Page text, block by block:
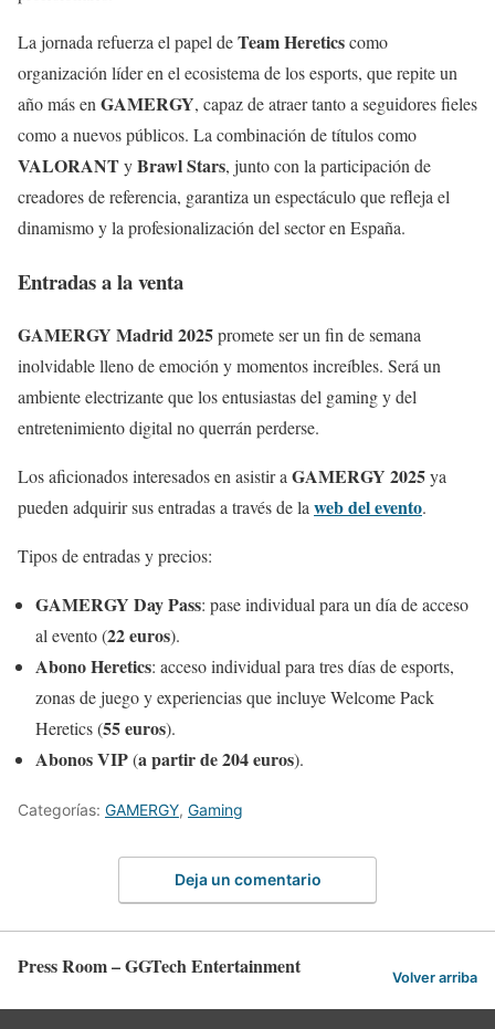
La jornada refuerza el papel deTeam Hereticscomo
organización líder en el ecosistema de los esports, que repite un
año más en GAMERGY, capaz de atraer tanto a seguidores fieles
como a nuevos públicos. La combinación de títulos como
VALORANTyBrawl Stars, junto con la participación de
creadores de referencia, garantiza un espectáculo que refleja el
dinamismo y la profesionalización del sector en España.
Entradas a la venta
GAMERGY Madrid 2025promete ser un fin de semana
inolvidable lleno de emoción y momentos increíbles. Será un
ambiente electrizante que los entusiastas del gaming y del
entretenimiento digital no querrán perderse.
Los aficionados interesados en asistir aGAMERGY 2025ya
pueden adquirir sus entradas a través de laweb del evento.
Tipos de entradas y precios:
GAMERGY Day Pass: pase individual para un día de acceso
al evento (22 euros).
Abono Heretics: acceso individual para tres días de esports,
zonas de juego y experiencias que incluye Welcome Pack
Heretics (55 euros).
Abonos VIP(a partir de 204 euros).
Categorías: GAMERGY, Gaming
Deja un comentario
Press Room – GGTech Entertainment Volver arriba